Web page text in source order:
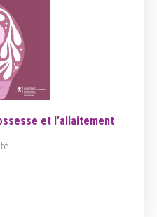
et l’allaitement